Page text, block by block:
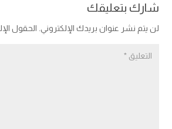
شارك بتعليقك
لن يتم نشر عنوان بريدك الإلكتروني. الحقول